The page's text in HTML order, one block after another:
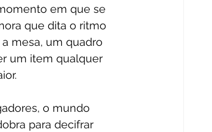
em que se
que dita o ritmo
mesa, um quadro
um item qualquer
o mundo
para decifrar